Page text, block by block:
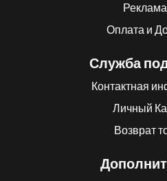
Оплата и
Служба
Контактная
Личный
Возврат